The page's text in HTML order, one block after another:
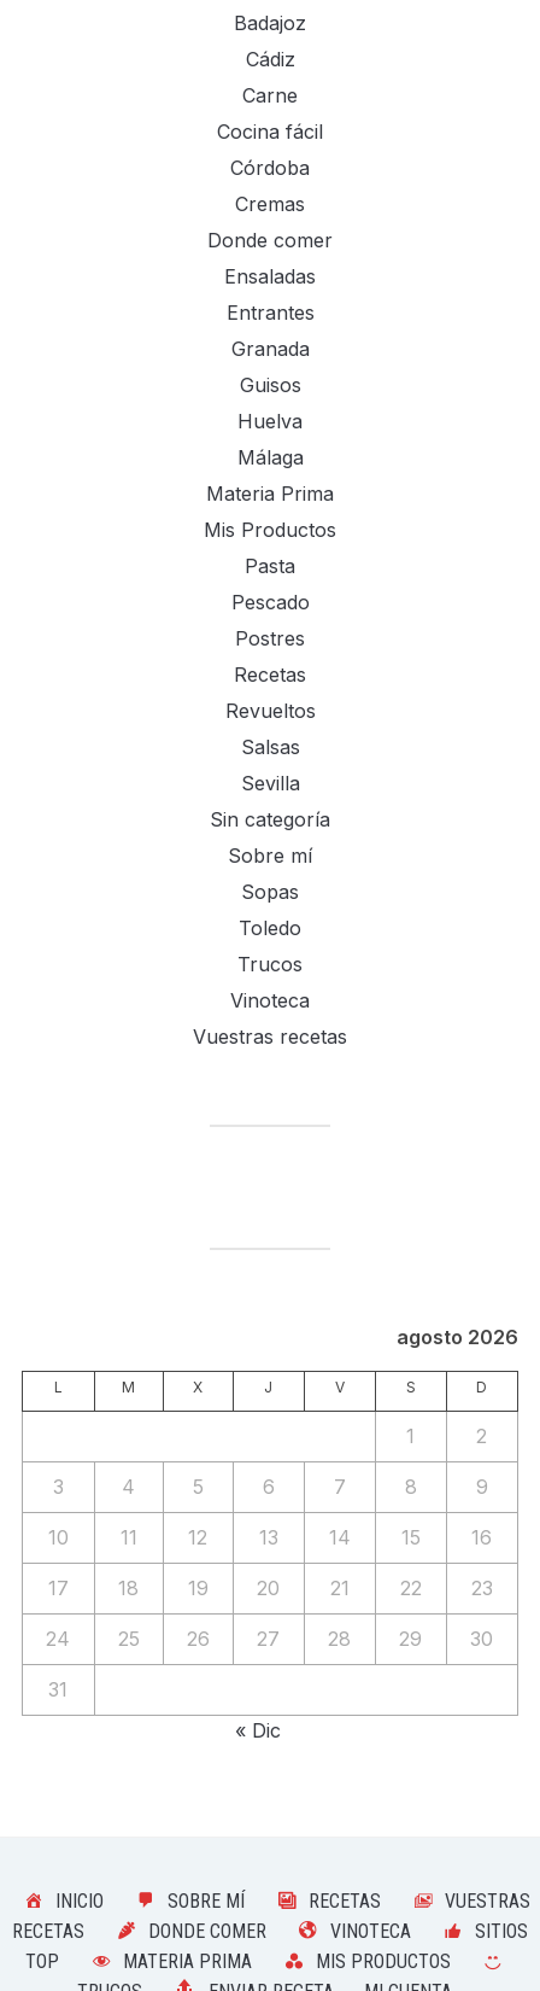
Badajoz
Cádiz
Carne
Cocina fácil
Córdoba
Cremas
Donde comer
Ensaladas
Entrantes
Granada
Guisos
Huelva
Málaga
Materia Prima
Mis Productos
Pasta
Pescado
Postres
Recetas
Revueltos
Salsas
Sevilla
Sin categoría
Sobre mí
Sopas
Toledo
Trucos
Vinoteca
Vuestras recetas
agosto 2026
L M X J V S D
1 2
3 4 5 6 7 8 9
10 11 12 13 14 15 16
17 18 19 20 21 22 23
24 25 26 27 28 29 30
31
« Dic
INICIO SOBRE MÍ RECETAS
VUESTRAS
RECETAS
DONDE COMER VINOTECA
SITIOS
TOP
MATERIA PRIMA
MIS PRODUCTOS